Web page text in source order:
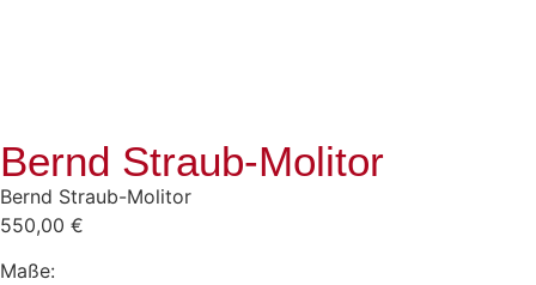
Bernd Straub-Molitor
Bernd Straub-Molitor
550,00 €
Maße: